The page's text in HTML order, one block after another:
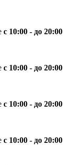
с 10:00 - до 20:00
с 10:00 - до 20:00
c 10:00 - до 20:00
с 10:00 - до 20:00